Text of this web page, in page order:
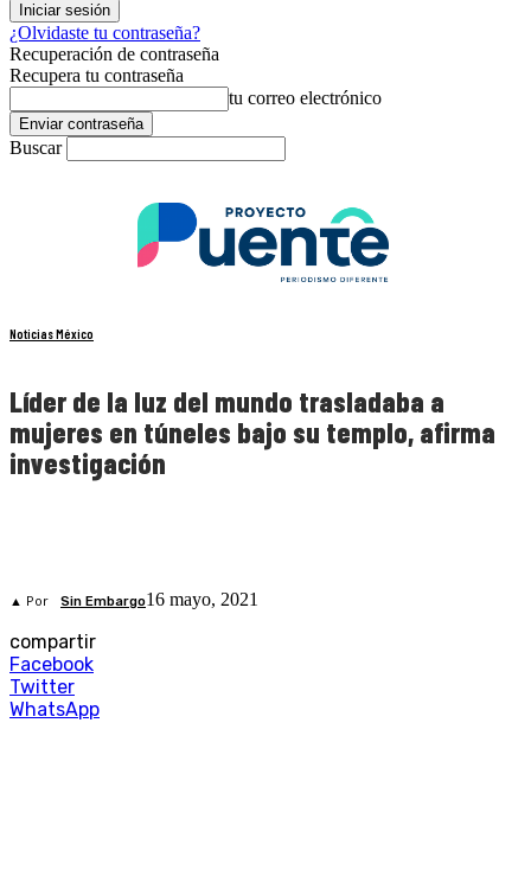
¿Olvidaste tu contraseña?
Recuperación de contraseña
Recupera tu contraseña
tu correo electrónico
Buscar
Noticias México
Líder de la luz del mundo trasladaba a
mujeres en túneles bajo su templo, afirma
investigación
▲ Por Sin Embargo16 mayo, 2021
compartir
Facebook
Twitter
WhatsApp